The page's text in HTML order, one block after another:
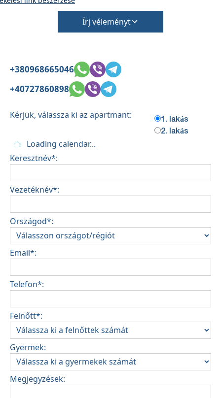
Írj véleményt
+380968665046
+40727860898
Kérjük, válassza ki az apartmant:
1. lakás
2. lakás
Loading calendar...
Keresztnév*:
Vezetéknév*:
Országod*:
Email*:
Telefon*:
Felnőtt*:
Gyermek:
Megjegyzések: